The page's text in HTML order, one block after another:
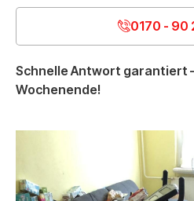
0170 - 90
Schnelle Antwort garantiert
Wochenende!